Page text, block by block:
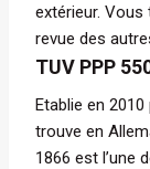
extérieur.
revue des
TUV PPP
Etablie en 2010
trouve en
1866 est l’une